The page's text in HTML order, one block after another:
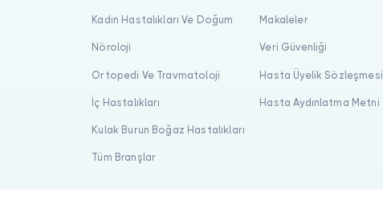
Kadın Hastalıkları Ve Doğum
Nöroloji
Ortopedi Ve Travmatoloji
İç Hastalıkları
Kulak Burun Boğaz Hastalıkları
Tüm Branşlar
Makaleler
Veri Güvenliği
Hasta Üyelik Sözleşmesi
Hasta Aydınlatma Metni